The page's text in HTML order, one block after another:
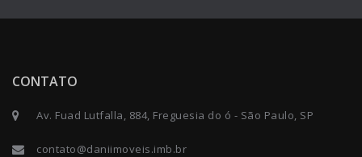
CONTATO
Av. Fuad Lutfalla, 884, Freguesia do ó - São Paulo, SP
contato@daniimoveis.imb.br